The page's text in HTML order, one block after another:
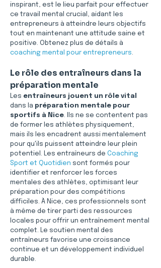
inspirant, est le lieu parfait pour effectuer
ce travail mental crucial, aidant les
entrepreneurs à atteindre leurs objectifs
tout en maintenant une attitude saine et
positive. Obtenez plus de détails à
coaching mental pour entrepreneurs.
Le rôle des entraîneurs dans la
préparation mentale
Les entraîneurs jouent un rôle vital
dans la préparation mentale pour
sportifs à Nice. Ils ne se contentent pas
de former les athlètes physiquement,
mais ils les encadrent aussi mentalement
pour qu'ils puissent atteindre leur plein
potentiel. Les entraîneurs de Coaching
Sport et Quotidien sont formés pour
identifier et renforcer les forces
mentales des athlètes, optimisant leur
préparation pour des compétitions
difficiles. À Nice, ces professionnels sont
à même de tirer parti des ressources
locales pour offrir un entraînement mental
complet. Le soutien mental des
entraîneurs favorise une croissance
continue et un développement individuel
durable.